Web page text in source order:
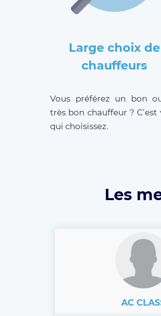
Large choix de
chauffeurs
Vous préférez un bon
très bon chauffeur ? C’est
qui choisissez.
Les
AC